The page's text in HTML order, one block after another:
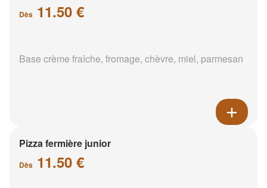
Dès 11.50 €
Base crème fraîche, fromage, chèvre, miel, parmesan
Pizza fermière junior
Dès 11.50 €